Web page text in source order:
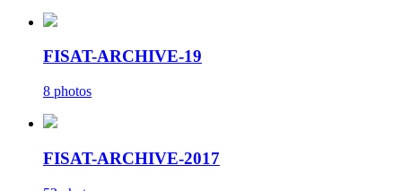
FISAT-ARCHIVE-19
8 photos
FISAT-ARCHIVE-2017